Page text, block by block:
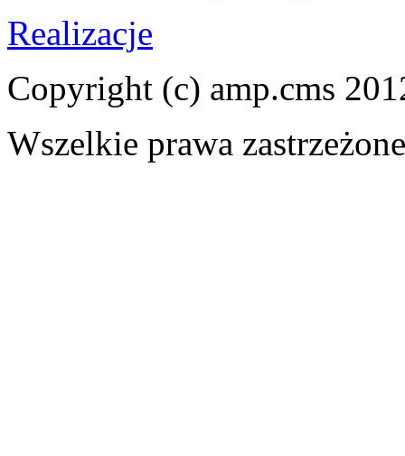
Realizacje
Copyright (c) amp.cms
Wszelkie prawa zastrzeżone